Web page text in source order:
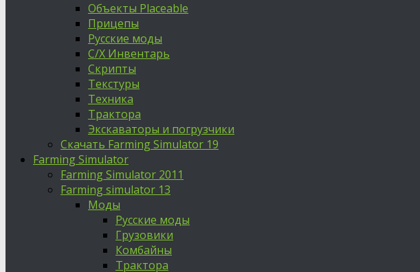
Объекты Placeable
Прицепы
Русские моды
С/Х Инвентарь
Скрипты
Текстуры
Техника
Трактора
Экскаваторы и погрузчики
Скачать Farming Simulator 19
Farming Simulator
Farming Simulator 2011
Farming simulator 13
Моды
Русские моды
Грузовики
Комбайны
Трактора